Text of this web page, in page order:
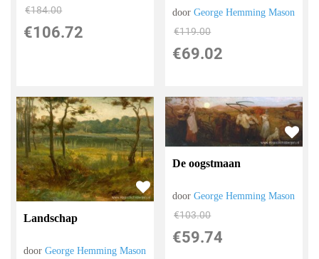
€184.00
€106.72
doorGeorge Hemming Mason
€119.00
€69.02
Landschap
doorGeorge Hemming Mason
De oogstmaan
doorGeorge Hemming Mason
€103.00
€59.74